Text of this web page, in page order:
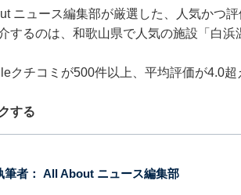
ニュース編集部が厳選した、人気かつ
するのは、和歌山県で人気の施設「白浜
クチコミが500件以上、平均評価が4.0超
する
者： All About ニュース編集部